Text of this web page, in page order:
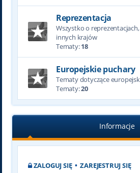
Reprezentacja
Wszystko o
innych krajów
Tematy:18
Europejskie puchary
Tematy dotyczące
Tematy:20
Informacje
ZALOGUJ SIĘ•ZAREJESTRUJ SIĘ